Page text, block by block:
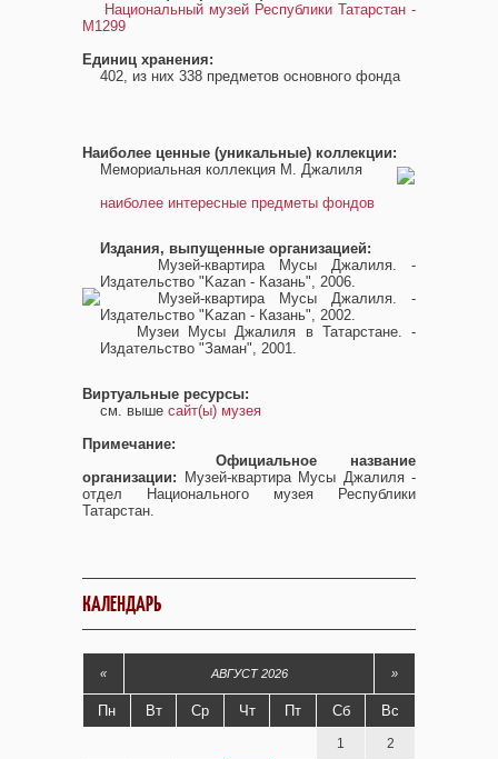
Национальный музей Республики Татарстан -
M1299
Единиц хранения:
402, из них 338 предметов основного фонда
Наиболее ценные (уникальные) коллекции:
Мемориальная коллекция М. Джалиля
наиболее интересные предметы фондов
Издания, выпущенные организацией:
Музей-квартира Мусы Джалиля. -
Издательство "Kazan - Казань", 2006.
Музей-квартира Мусы Джалиля. -
Издательство "Kazan - Казань", 2002.
Музеи Мусы Джалиля в Татарстане. -
Издательство "Заман", 2001.
Виртуальные ресурсы:
см. выше сайт(ы) музея
Примечание:
Официальное название
организации: Музей-квартира Мусы Джалиля -
отдел Национального музея Республики
Татарстан.
КАЛЕНДАРЬ
« АВГУСТ 2026 »
Пн Вт Ср Чт Пт Сб Вс
1 2